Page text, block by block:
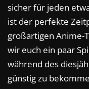
sicher für jeden
ist der perfekte
großartigen Anime-
wir euch ein paar
während des
günstig zu